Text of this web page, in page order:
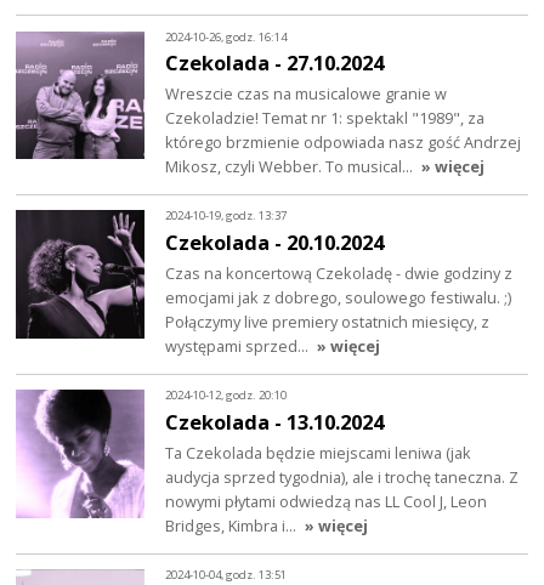
2024-10-26, godz. 16:14
Czekolada - 27.10.2024
Wreszcie czas na musicalowe granie w
Czekoladzie! Temat nr 1: spektakl "1989", za
którego brzmienie odpowiada nasz gość Andrzej
Mikosz, czyli Webber. To musical… » więcej
2024-10-19, godz. 13:37
Czekolada - 20.10.2024
Czas na koncertową Czekoladę - dwie godziny z
emocjami jak z dobrego, soulowego festiwalu. ;)
Połączymy live premiery ostatnich miesięcy, z
występami sprzed… » więcej
2024-10-12, godz. 20:10
Czekolada - 13.10.2024
Ta Czekolada będzie miejscami leniwa (jak
audycja sprzed tygodnia), ale i trochę taneczna. Z
nowymi płytami odwiedzą nas LL Cool J, Leon
Bridges, Kimbra i… » więcej
2024-10-04, godz. 13:51